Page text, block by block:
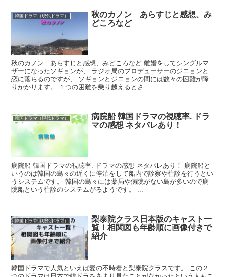
韓国ドラマ（現代ドラマ）
秋のカノン あらすじと感想、み
どころなど
秋のカノン あらすじと感想、みどころなど 離婚をしてシングルマ
ザーになったソギョンが、 ラジオ局のプロデューサーのジニョンと
恋に落ちるのですが、 ソギョンとジニョンの間には数々の困難が降
りかかります。 １つの困難を乗り越えるとさ...
韓国ドラマ（現代ドラマ）
病院船 韓国ドラマの視聴率. ドラ
マの感想 ネタバレあり！
病院船 韓国ドラマの視聴率. ドラマの感想 ネタバレあり！ 病院船と
いうのは韓国の島々の近くに停泊をして船内で診察や往診を行うとい
うシステムです。 韓国の島々には薬局や病院がない島が多いので病
院船という往診のシステムがるようです。 ...
韓国ドラマ（現代ドラマ）
梨泰院クラス日本版のキャスト一
覧！相関図も年齢順に画像付きで
紹介
韓国ドラマで人気といえば愛の不時着と梨泰院クラスです。 この２